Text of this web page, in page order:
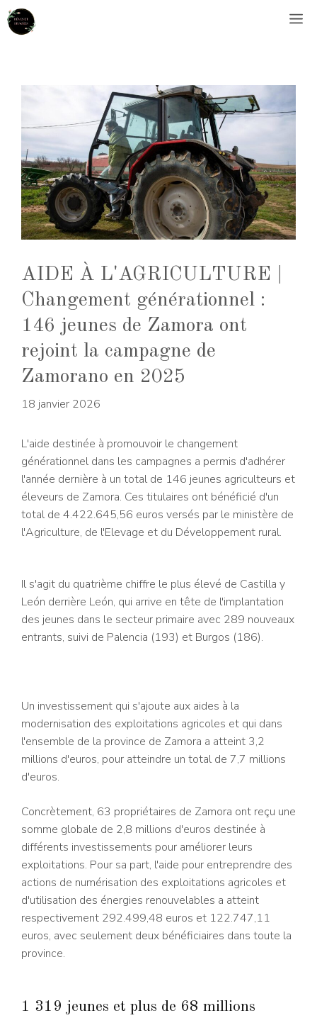
Aller
au
AIDE À L'AGRICULTURE |
Changement générationnel :
146 jeunes de Zamora ont
rejoint la campagne de
Zamorano en 2025
18 janvier 2026
L'aide destinée à promouvoir le changement
générationnel dans les campagnes a permis d'adhérer
l'année dernière à un total de 146 jeunes agriculteurs et
éleveurs de Zamora. Ces titulaires ont bénéficié d'un
total de 4.422.645,56 euros versés par le ministère de
l'Agriculture, de l'Elevage et du Développement rural.
Il s'agit du quatrième chiffre le plus élevé de Castilla y
León derrière León, qui arrive en tête de l'implantation
des jeunes dans le secteur primaire avec 289 nouveaux
entrants, suivi de Palencia (193) et Burgos (186).
Un investissement qui s'ajoute aux aides à la
modernisation des exploitations agricoles et qui dans
l'ensemble de la province de Zamora a atteint 3,2
millions d'euros, pour atteindre un total de 7,7 millions
d'euros.
Concrètement, 63 propriétaires de Zamora ont reçu une
somme globale de 2,8 millions d'euros destinée à
différents investissements pour améliorer leurs
exploitations. Pour sa part, l'aide pour entreprendre des
actions de numérisation des exploitations agricoles et
d'utilisation des énergies renouvelables a atteint
respectivement 292.499,48 euros et 122.747,11
euros, avec seulement deux bénéficiaires dans toute la
province.
1 319 jeunes et plus de 68 millions